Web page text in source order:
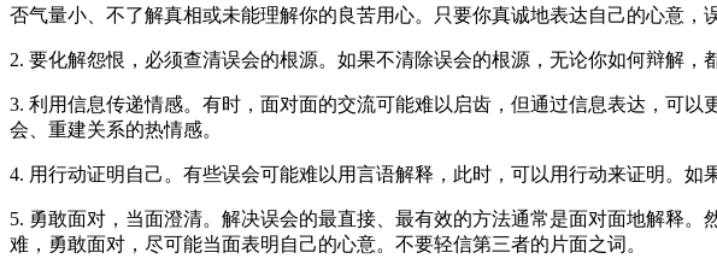
否气量小、不了解真相或未能理解你的良苦用心。只要你真诚地表达自己的心意，
2. 要化解怨恨，必须查清误会的根源。如果不清除误会的根源，无论你如何辩解
3. 利用信息传递情感。有时，面对面的交流可能难以启齿，但通过信息表达，可
会、重建关系的热情感。
4. 用行动证明自己。有些误会可能难以用言语解释，此时，可以用行动来证明。
5. 勇敢面对，当面澄清。解决误会的最直接、最有效的方法通常是面对面地解释
难，勇敢面对，尽可能当面表明自己的心意。不要轻信第三者的片面之词。